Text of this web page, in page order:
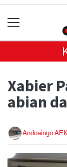
Xabier
abian
Andoaingo